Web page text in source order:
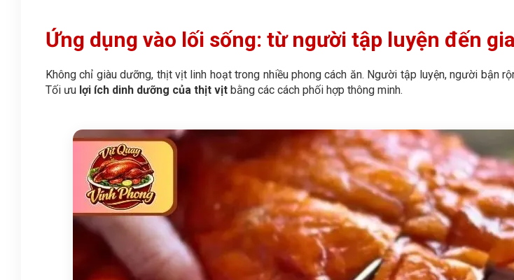
Ứng dụng vào lối sống: từ người tập luyện đến
Không chỉ giàu dưỡng, thịt vịt linh hoạt trong nhiều phong cách ăn. Người tập luyện, người bận
Tối ưu lợi ích dinh dưỡng của thịt vịt bằng các cách phối hợp thông minh.